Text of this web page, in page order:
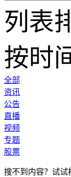
列表
按时
全部
资讯
公告
直播
视频
专题
股票
搜不到内容？试试